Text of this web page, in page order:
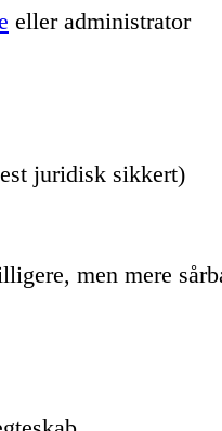
eller administrator
juridisk sikkert)
men mere